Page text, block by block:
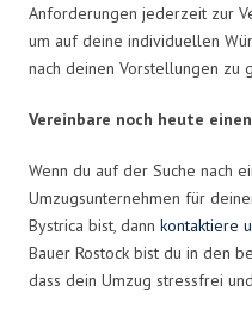
Anforderungen jederzeit zur
um auf deine individuellen
nach deinen Vorstellungen zu
Vereinbare noch heute
Wenn du auf der Suche nach
Umzugsunternehmen für
Bystrica bist, dann kontaktiere
Bauer Rostock bist du in den
dass dein Umzug stressfrei